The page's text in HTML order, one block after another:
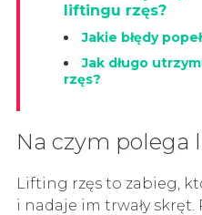
liftingu rzęs?
Jakie błędy
Jak długo
rzęs?
Na czym polega
Lifting rzęs to zabieg,
i nadaje im trwały skręt.